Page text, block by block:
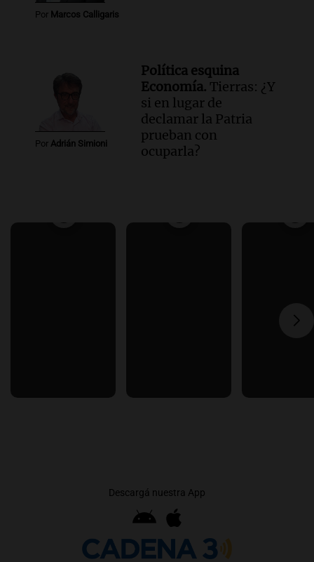
Por Marcos Calligaris
Por Adrián Simioni
Política esquina
Economía. Tierras: ¿Y
si en lugar de
declamar la Patria
prueban con
ocuparla?
Descargá nuestra App